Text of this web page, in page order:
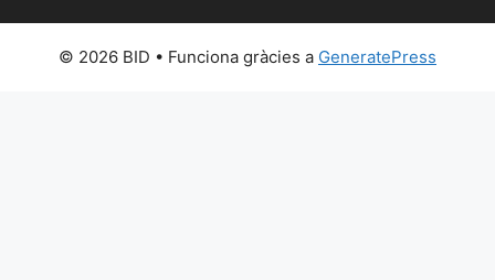
© 2026 BID • Funciona gràcies a GeneratePress